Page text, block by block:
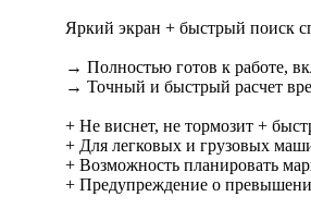
Яркий экран + быстрый поиск
→ Полностью готов к работе,
→ Точный и быстрый расчет
+ Не виснет, не тормозит +
+ Для легковых и грузовых
+ Возможность планировать
+ Предупреждение о